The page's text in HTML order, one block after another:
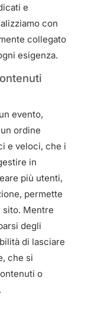
e
con
collegato
esigenza.
evento,
ordine
e veloci, che i
in
più utenti,
permette
sito. Mentre
degli
di lasciare
che si
o